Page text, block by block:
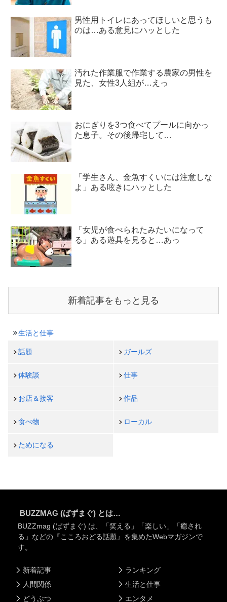
男性用トイレにあってほしいと思うも
のは…ある意見にハッとした
汚れた作業服で作業する農家の男性を
見た、女性3人組が…えっ
おにぎりを3つ食べてプールに向かっ
た息子。その後帰宅して…
「学生さん、金魚すくいには注意しな
よ」ある呟きにハッとした
「女児が食べられたみたいになって
る」ある遊具を見ると…あっ
新着記事をもっと見る
生活と仕事
話題 ガールズ
体験談 仕事
お店＆接客 作品
食べ物 ローカル
ためになる
BUZZMAG (ばずまぐ) とは…
BUZZmag (ばずまぐ) は、「笑える」「楽しい」「癒され
る」などの『こころおどる話題』を集めたWebマガジンで
す。
新着記事
人間関係
どうぶつ
ランキング
生活と仕事
エンタメ